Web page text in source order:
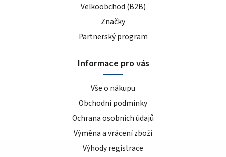
Velkoobchod (B2B)
Značky
Partnerský program
Informace pro vás
Vše o nákupu
Obchodní podmínky
Ochrana osobních údajů
Výměna a vrácení zboží
Výhody registrace